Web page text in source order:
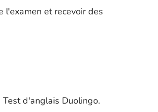
l'examen et recevoir des
d'anglais Duolingo.